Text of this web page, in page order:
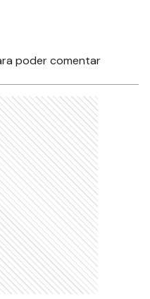
poder comentar